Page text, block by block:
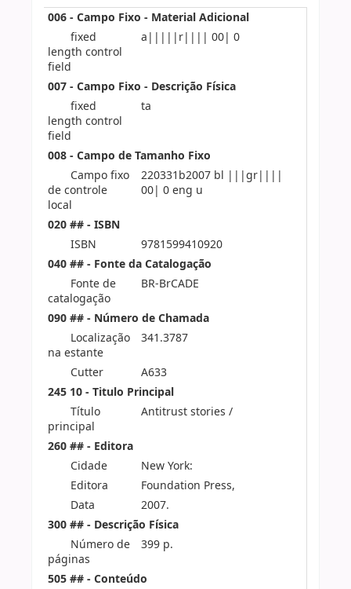
006 - Campo Fixo - Material Adicional
fixed
length control
field
a|||||r|||| 00| 0
007 - Campo Fixo - Descrição Física
fixed
length control
field
ta
008 - Campo de Tamanho Fixo
Campo fixo
de controle
local
220331b2007 bl |||gr||||
00| 0 eng u
020 ## - ISBN
ISBN
9781599410920
040 ## - Fonte da Catalogação
Fonte de
catalogação
BR-BrCADE
090 ## - Número de Chamada
Localização
na estante
341.3787
Cutter
A633
245 10 - Titulo Principal
Título
principal
Antitrust stories /
260 ## - Editora
Cidade
New York:
Editora
Foundation Press,
Data
2007.
300 ## - Descrição Física
Número de
páginas
399 p.
505 ## - Conteúdo